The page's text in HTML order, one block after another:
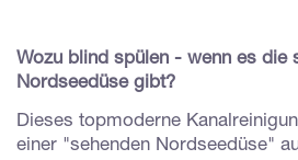
Wozu blind spülen - wenn es die
Nordseedüse gibt?
Dieses topmoderne
einer "sehenden Nordseedüse"